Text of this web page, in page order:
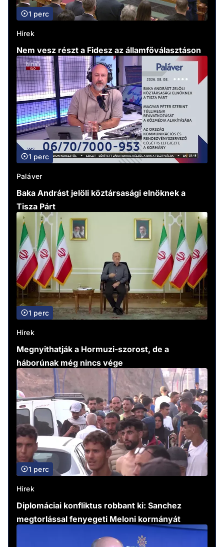
1 perc
Hírek
Nem vesz részt a Fidesz az államfőválasztáson
1 perc
Paláver
Baka Andrást jelöli köztársasági elnöknek a
Tisza Párt
1 perc
Hírek
Megnyithatják a Hormuzi-szorost, de a
háborúnak még nincs vége
1 perc
Hírek
Diplomáciai konfliktus robbant ki: Sanchez
megtorlással fenyegeti Meloni kormányát